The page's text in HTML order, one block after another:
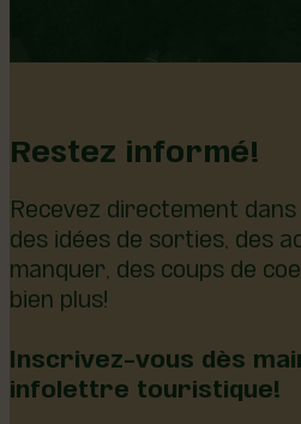
Restez informé!
Recevez directement
des idées de sorties, des
manquer, des coups de
bien plus!
Inscrivez-vous dès
infolettre touristique!